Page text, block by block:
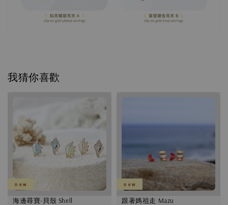
我猜你喜歡
n e w
海邊尋寶-貝殼 Shell
n e w
跟著媽祖走 Mazu